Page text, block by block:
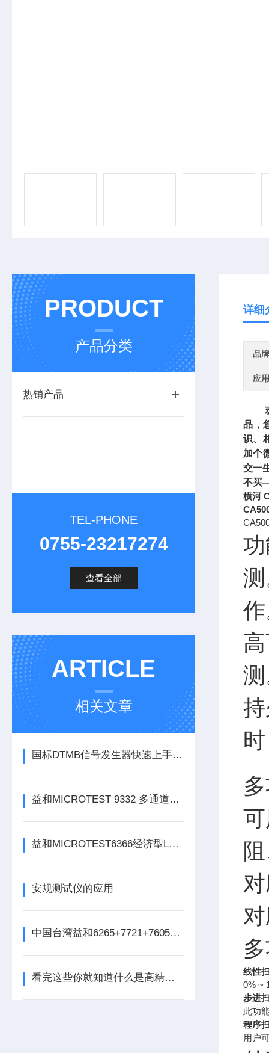
PRODUCT
产品分类
热销产品
TEL-PHONE
0755-23217274
查看全部
ARTICLE
相关文章
国标DTMB信号发生器快速上手：PN420/595/945三种帧头怎么选
益和MICROTEST 9332 多通道线圈阻抗测试仪
益和MICROTEST6366经济型LCR测试仪
安规测试仪的应用
中国台湾益和6265+7721+7605三合一变压器综合测试系统
看完这些你就知道什么是高精度耐压测试仪了
详细
品牌
应
欢
品，
识、
加个
交一
不买
横河
线性
0% ~
步进
此功
程序
用户